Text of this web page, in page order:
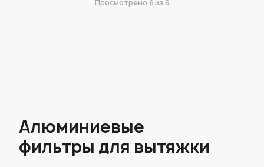
Просмотрено 6 из 6
Алюминиевые
фильтры для вытяжки